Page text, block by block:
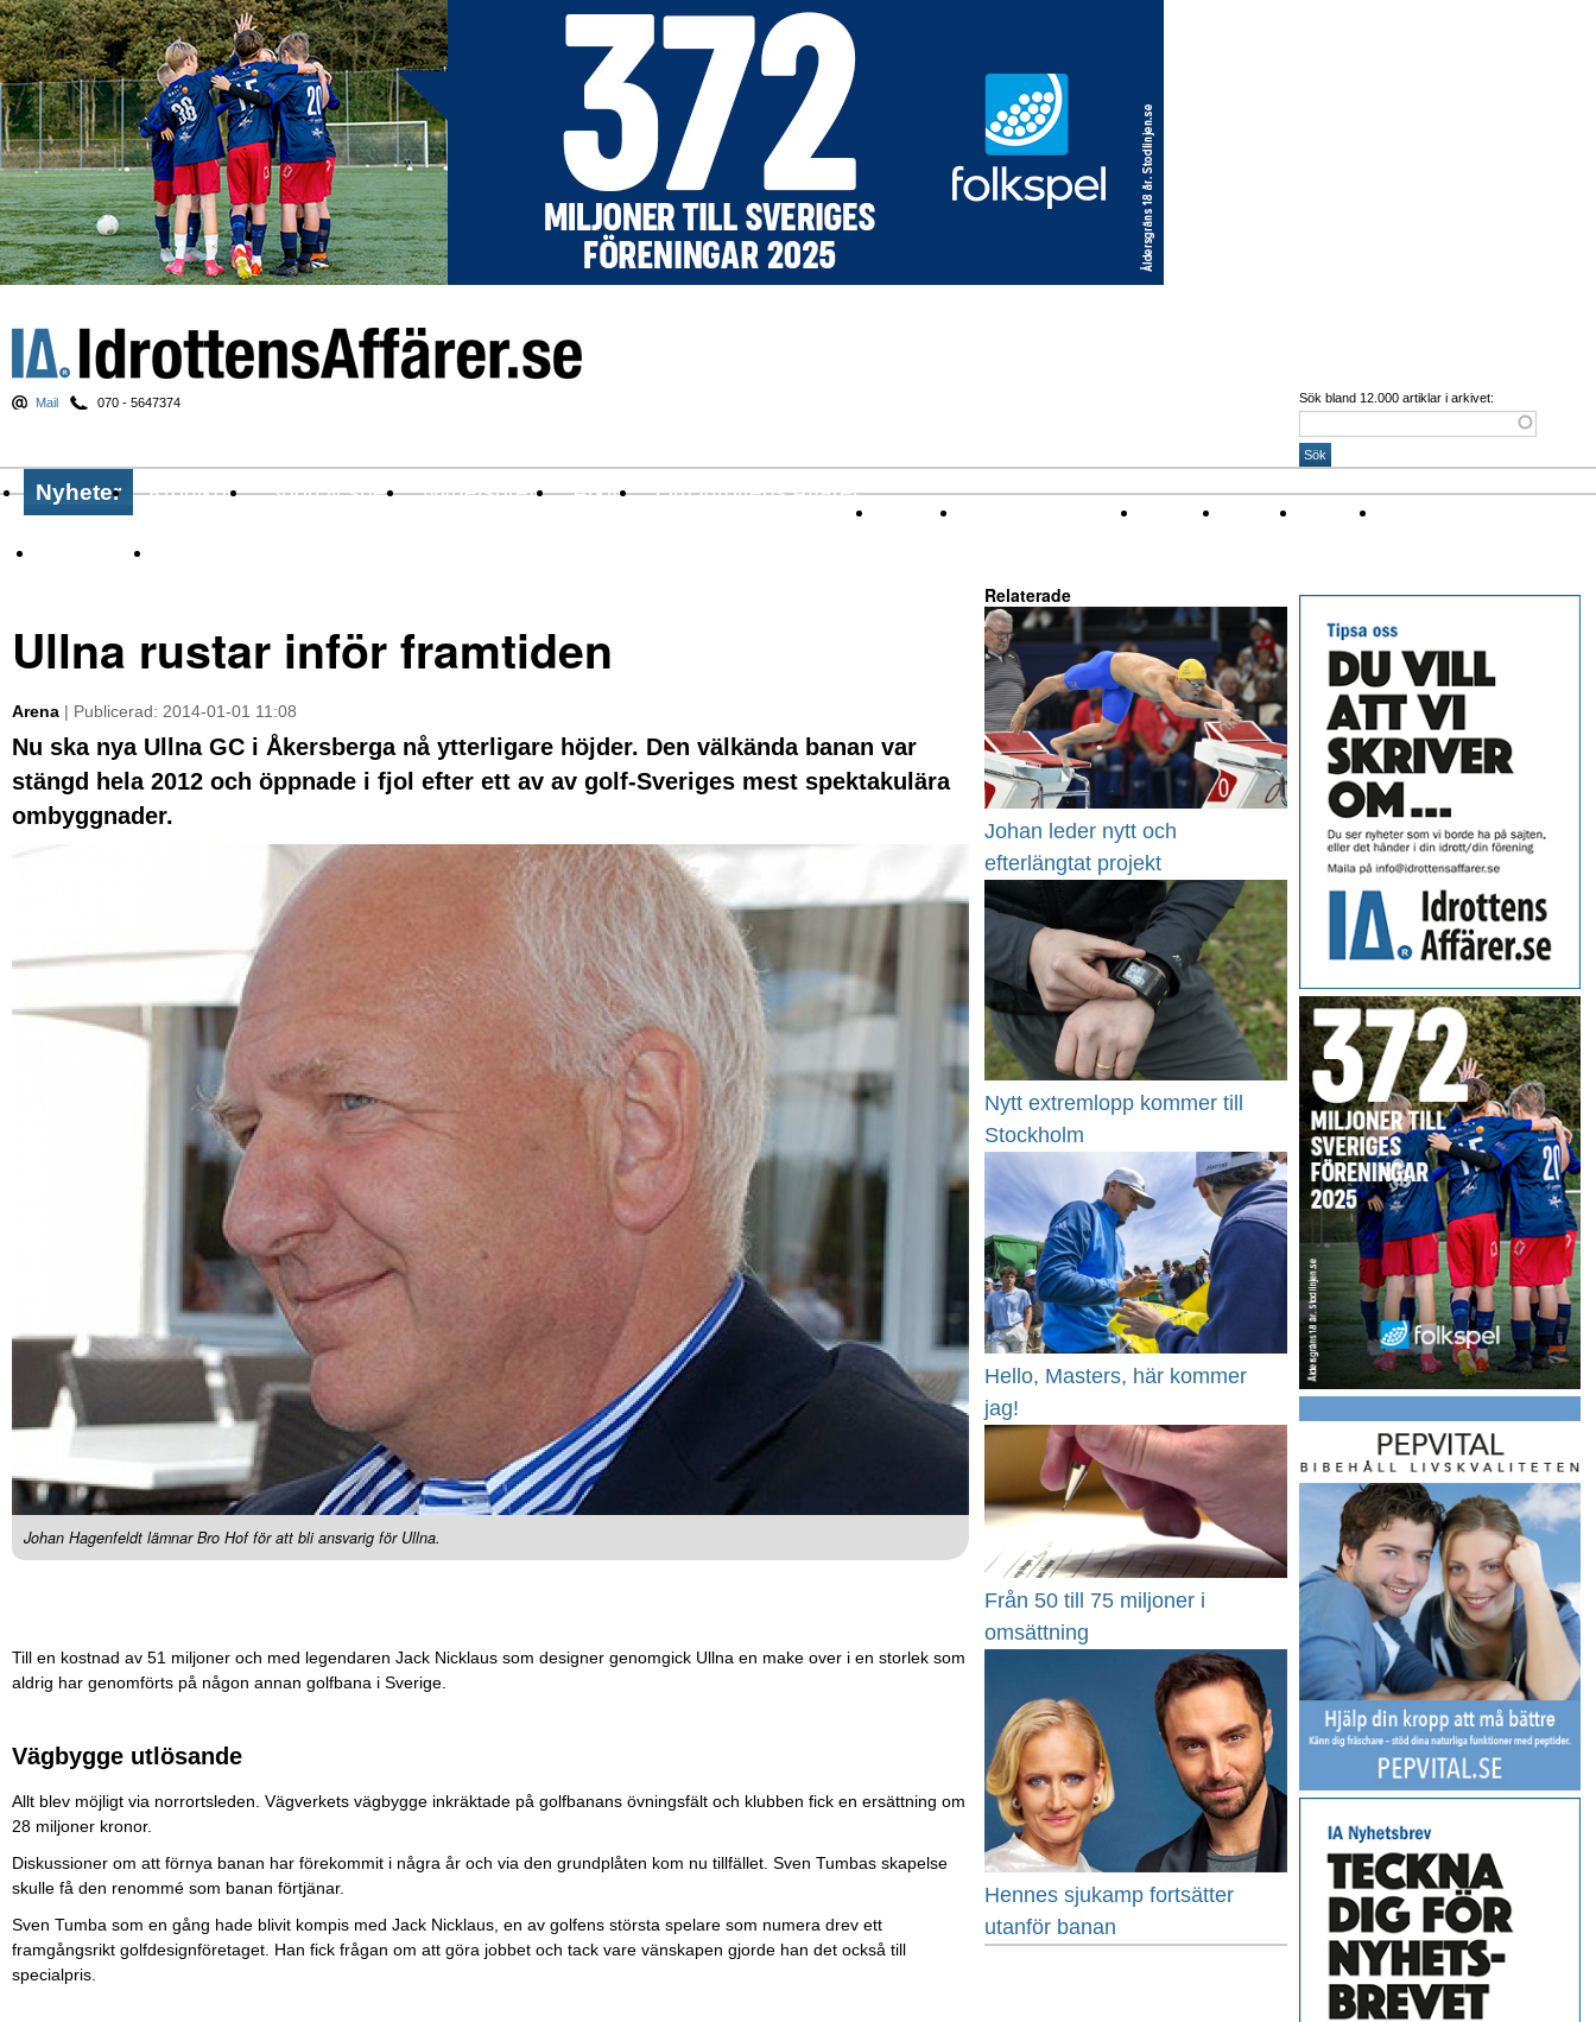
Mail 070 - 5647374 Sök bland 12.000 artiklar i arkivet:
Nyheter Krönikor Sport & spel Nyhetsbrev Arkiv Om Idrottens Affärer
Ullna rustar inför framtiden
Arena | Publicerad: 2014-01-01 11:08
Nu ska nya Ullna GC i Åkersberga nå ytterligare höjder. Den välkända banan var
stängd hela 2012 och öppnade i fjol efter ett av av golf-Sveriges mest spektakulära
ombyggnader.
Johan Hagenfeldt lämnar Bro Hof för att bli ansvarig för Ullna.
Till en kostnad av 51 miljoner och med legendaren Jack Nicklaus som designer genomgick Ullna en make over i en storlek som
aldrig har genomförts på någon annan golfbana i Sverige.
Vägbygge utlösande
Allt blev möjligt via norrortsleden. Vägverkets vägbygge inkräktade på golfbanans övningsfält och klubben fick en ersättning om
28 miljoner kronor.
Diskussioner om att förnya banan har förekommit i några år och via den grundplåten kom nu tillfället. Sven Tumbas skapelse
skulle få den renommé som banan förtjänar.
Sven Tumba som en gång hade blivit kompis med Jack Nicklaus, en av golfens största spelare som numera drev ett
framgångsrikt golfdesignföretaget. Han fick frågan om att göra jobbet och tack vare vänskapen gjorde han det också till
specialpris.
Relaterade
Johan leder nytt och
efterlängtat projekt
Nytt extremlopp kommer till
Stockholm
Hello, Masters, här kommer
jag!
Från 50 till 75 miljoner i
omsättning
Hennes sjukamp fortsätter
utanför banan